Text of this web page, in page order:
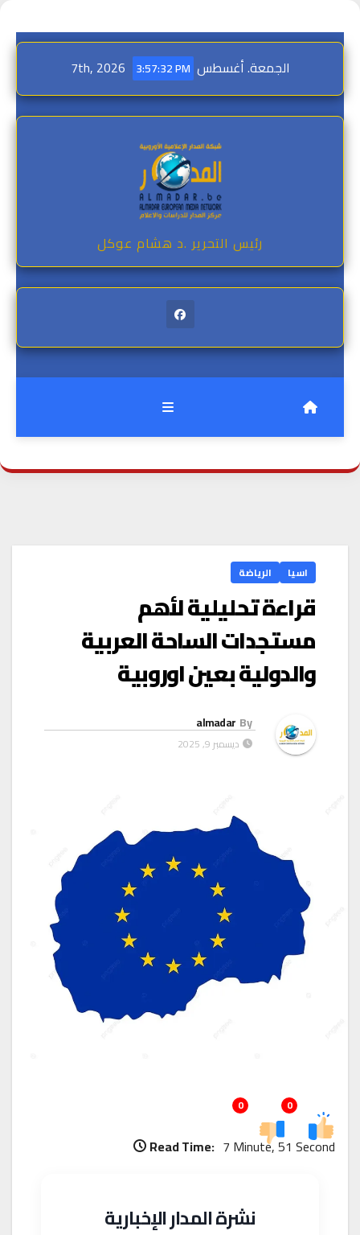
content
الجمعة. أغسطس 7th, 2026 3:57:33 PM
رئيس التحرير .د هشام عوكل
اسيا الرياضة
قراءة تحليلية لأهم
مستجدات الساحة العربية
والدولية بعين اوروبية
By
almadar
ديسمبر 9, 2025
0
0
Read Time: 7 Minute, 51 Second
نشرة المدار الإخبارية